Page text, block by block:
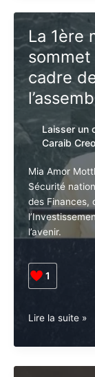
PCG
fustige
les
personnelles
et
soutiens
La 1ère
sommet
cadre
Laisser un
Caraib
Mia Amor
Sécurité
ministre des
de
Sommet de
1
La
ministre
Lire la suite »